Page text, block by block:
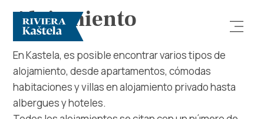
Alojamiento
En Kastela, es posible encontrar varios tipos de
alojamiento, desde apartamentos, cómodas
habitaciones y villas en alojamiento privado hasta
albergues y hoteles.